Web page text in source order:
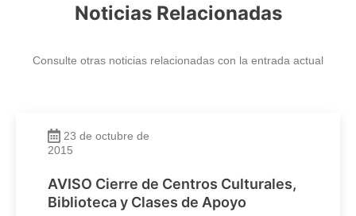
Noticias Relacionadas
Consulte otras noticias relacionadas con la entrada actual
23 de octubre de
2015
AVISO Cierre de Centros Culturales,
Biblioteca y Clases de Apoyo